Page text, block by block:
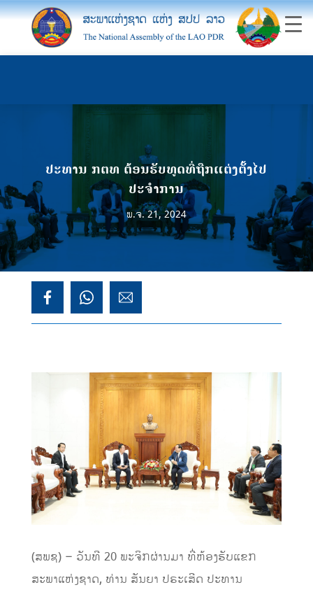
ປະທານ ກຕທ ຕ້ອນຮັບທູດທີ່ຖືກແຕ່ງຕັ້ງໄປ
ປະຈຳການ
ພ.ຈ. 21, 2024
(ສພຊ) – ວັນທີ 20 ພະຈິກຜ່ານມາ ທີ່ຫ້ອງຮັບແຂກ
ສະພາແຫ່ງຊາດ, ທ່ານ ສັນຍາ ປຣະເສີດ ປະທານ